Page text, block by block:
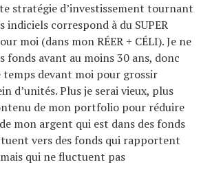
stratégie d’investissement tournant
indiciels correspond à du SUPER
moi (dans mon RÉER + CÉLI). Je ne
fonds avant au moins 30 ans, donc
temps devant moi pour grossir
d’unités. Plus je serai vieux, plus
de mon portfolio pour réduire
mon argent qui est dans des fonds
vers des fonds qui rapportent
qui ne fluctuent pas